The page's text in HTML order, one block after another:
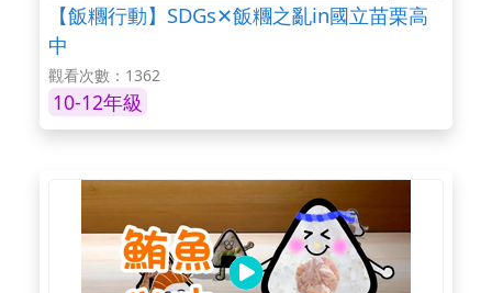
【飯糰行動】SDGs✕飯糰之亂in國立苗栗高
中
觀看次數：1362
10-12年級